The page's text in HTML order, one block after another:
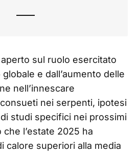
sul ruolo esercitato
e dall’aumento delle
nell’innescare
nei serpenti, ipotesi
studi specifici nei prossimi
l’estate 2025 ha
calore superiori alla media